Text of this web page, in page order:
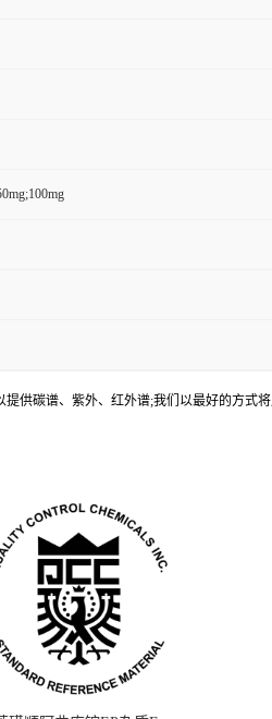
供碳谱、紫外、红外谱;我们以最好的方